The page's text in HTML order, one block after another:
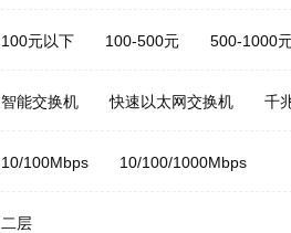
100元以下 100-500元 500-1000
智能交换机 快速以太网交换机 千
10/100Mbps 10/100/1000Mbps
二层